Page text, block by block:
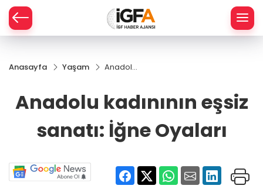
Anasayfa Yaşam
Anadolu
sanatı:
Oyaları
Anadolu kadınının eşsiz
sanatı: İğne Oyaları